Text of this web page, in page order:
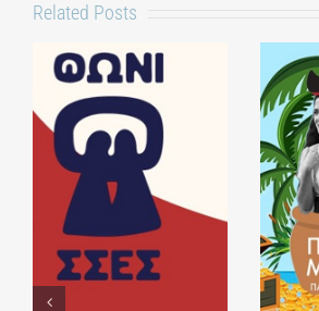
Related Posts